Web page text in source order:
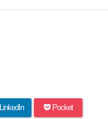
LinkedIn Pocket